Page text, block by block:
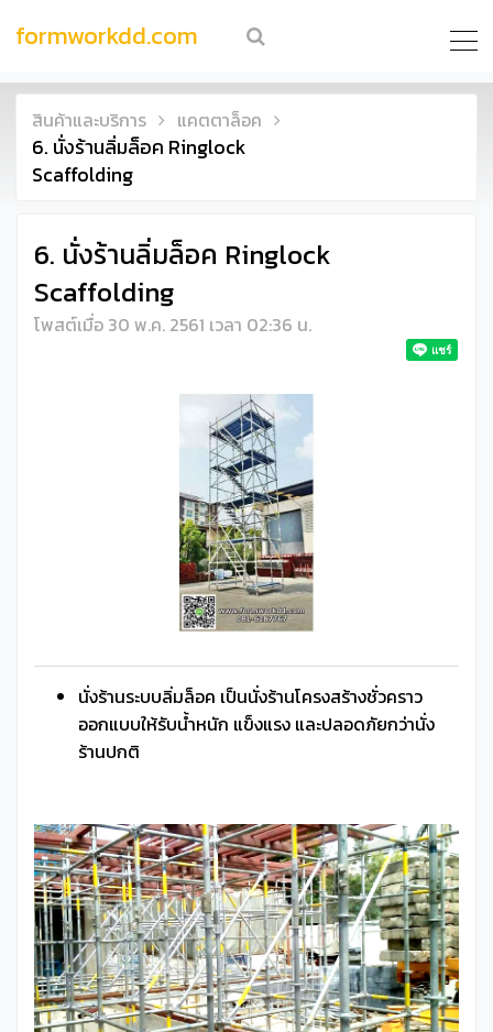
formworkdd.com
สินค้าและบริการ แคตตาล็อค
6. นั่งร้านลิ่มล็อค Ringlock
Scaffolding
6. นั่งร้านลิ่มล็อค Ringlock
Scaffolding
โพสต์เมื่อ 30 พ.ค. 2561 เวลา 02:36 น.
นั่งร้านระบบลิ่มล็อค เป็นนั่งร้านโครงสร้างชั่วคราว
ออกแบบให้รับน้ำหนัก แข็งแรง และปลอดภัยกว่านั่ง
ร้านปกติ